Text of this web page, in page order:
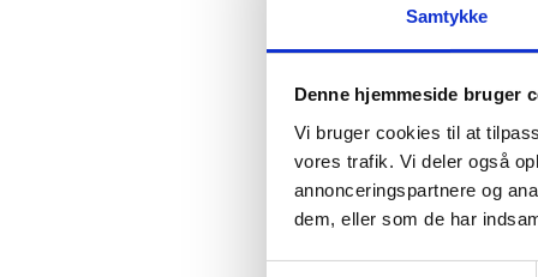
Samtykke
Denne hjemmeside bruger
Vi bruger cookies til at
vores trafik. Vi deler også
annonceringspartnere og
dem, eller som de har
Særlov - Flere links
opholdstilladelse
Visum
Øvrige
Øvrige - Flere links